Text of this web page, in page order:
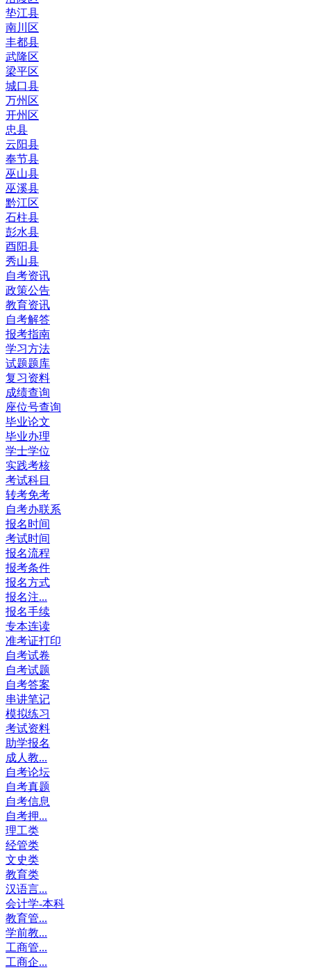
垫江县
南川区
丰都县
武隆区
梁平区
城口县
万州区
开州区
忠县
云阳县
奉节县
巫山县
巫溪县
黔江区
石柱县
彭水县
酉阳县
秀山县
自考资讯
政策公告
教育资讯
自考解答
报考指南
学习方法
试题题库
复习资料
成绩查询
座位号查询
毕业论文
毕业办理
学士学位
实践考核
考试科目
转考免考
自考办联系
报名时间
考试时间
报名流程
报考条件
报名方式
报名注...
报名手续
专本连读
准考证打印
自考试卷
自考试题
自考答案
串讲笔记
模拟练习
考试资料
助学报名
成人教...
自考论坛
自考真题
自考信息
自考押...
理工类
经管类
文史类
教育类
汉语言...
会计学-本科
教育管...
学前教...
工商管...
工商企...